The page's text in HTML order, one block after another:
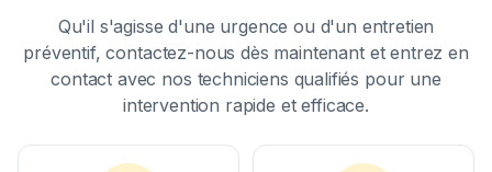
Qu'il s'agisse d'une urgence ou d'un entretien
préventif, contactez-nous dès maintenant et entrez en
contact avec nos techniciens qualifiés pour une
intervention rapide et efficace.